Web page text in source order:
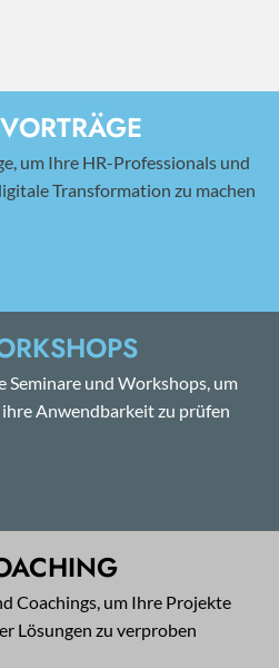
um Ihre HR-Professionals und
Transformation zu machen
und Workshops, um
Anwendbarkeit zu prüfen
Coachings, um Ihre Projekte
Lösungen zu verproben